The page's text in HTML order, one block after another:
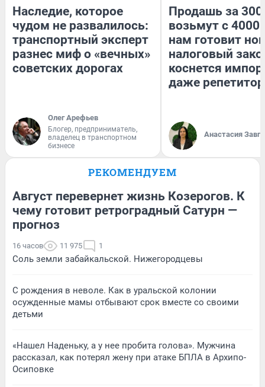
Наследие, которое
чудом не развалилось:
транспортный эксперт
разнес миф о «вечных»
советских дорогах
Олег Арефьев
Блогер, предприниматель,
владелец в транспортном
бизнесе
Продашь за
возьмут с
нам готовит
налоговый
коснется
даже
Анастасия
РЕКОМЕНДУЕМ
Август перевернет жизнь Козерогов. К
чему готовит ретроградный Сатурн —
прогноз
16 часов 11 975 1
Соль земли забайкальской. Нижегородцевы
С рождения в неволе. Как в уральской колонии
осужденные мамы отбывают срок вместе со своими
детьми
«Нашел Наденьку, а у нее пробита голова». Мужчина
рассказал, как потерял жену при атаке БПЛА в Архипо-
Осиповке